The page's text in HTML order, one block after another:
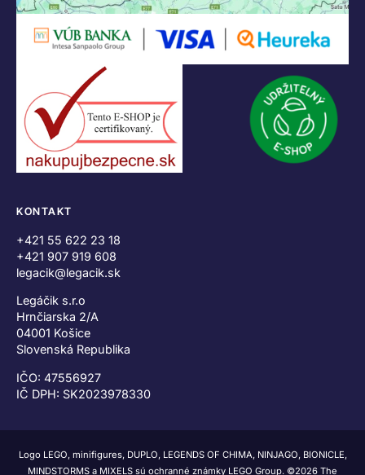
KONTAKT
+421 55 622 23 18
+421 907 919 608
legacik@legacik.sk
Legáčik s.r.o
Hrnčiarska 2/A
04001 Košice
Slovenská Republika
IČO: 47556927
IČ DPH: SK2023978330
Logo LEGO, minifigures, DUPLO, LEGENDS OF CHIMA, NINJAGO, BIONICLE,
MINDSTORMS a MIXELS sú ochranné známky LEGO Group. ©2026 The